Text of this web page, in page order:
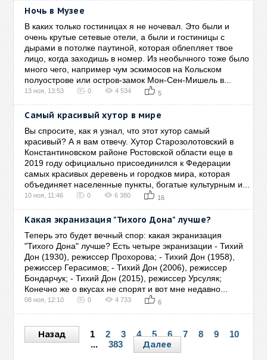
Ночь в Музее
В каких только гостиницах я не ночевал. Это были и
очень крутые сетевые отели, а были и гостиницы с
дырами в потолке паутиной, которая облепляет твое
лицо, когда заходишь в номер. Из необычного тоже было
много чего, например чум эскимосов на Кольском
полуострове или остров-замок Мон-Сен-Мишель в...
13 ноя, 13:53 0 4 534 5
Самый красивый хутор в мире
Вы спросите, как я узнал, что этот хутор самый
красивый? А я вам отвечу. Хутор Старозолотовский в
Константиновском районе Ростовской области еще в
2019 году официально присоединился к Федерации
самых красивых деревень и городков мира, которая
объединяет населенные пункты, богатые культурным и...
10 ноя, 11:46 0 6 380 16
Какая экранизация "Тихого Дона" лучше?
Теперь это будет вечный спор: какая экранизация
"Тихого Дона" лучше? Есть четыре экранизации - Тихий
Дон (1930), режиссер Прохорова; - Тихий Дон (1958),
режиссер Герасимов; - Тихий Дон (2006), режиссер
Бондарчук; - Тихий Дон (2015), режиссер Урсуляк;
Конечно же о вкусах не спорят и вот мне недавно...
08 ноя, 12:10 0 4 733 6
Назад 1 2 3 4 5 6 7 8 9
10
...
383 Далее